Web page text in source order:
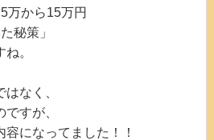
万から15万円
秘策」
。
なく、
すが、
になってました！！